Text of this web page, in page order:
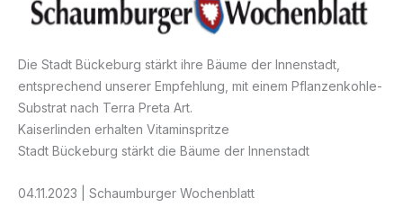
Die Stadt Bückeburg stärkt ihre Bäume der Innenstadt,
entsprechend unserer Empfehlung, mit einem Pflanzenkohle-
Substrat nach Terra Preta Art.
Kaiserlinden erhalten Vitaminspritze
Stadt Bückeburg stärkt die Bäume der Innenstadt
04.11.2023 | Schaumburger Wochenblatt